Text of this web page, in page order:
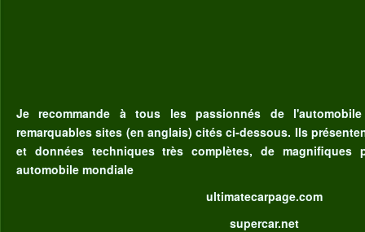
Je recommande à tous les passionnés de
remarquables sites (en anglais) cités ci-dessous. Ils
et données techniques très complètes, de magnifiques
automobile mondiale
ultimatecarpage.com
supercar.net